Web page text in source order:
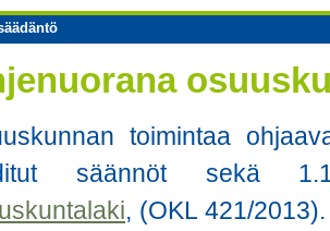
toimintaa
säännöt sekä
, (OKL 421/